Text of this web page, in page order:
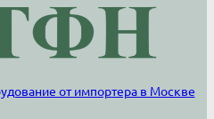
от импортера в Москве